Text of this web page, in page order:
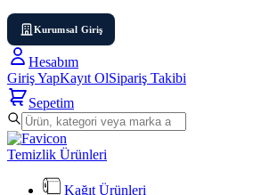
Kurumsal Giriş
Hesabım
Giriş YapKayıt OlSipariş Takibi
Sepetim
Temizlik Ürünleri
Kağıt Ürünleri